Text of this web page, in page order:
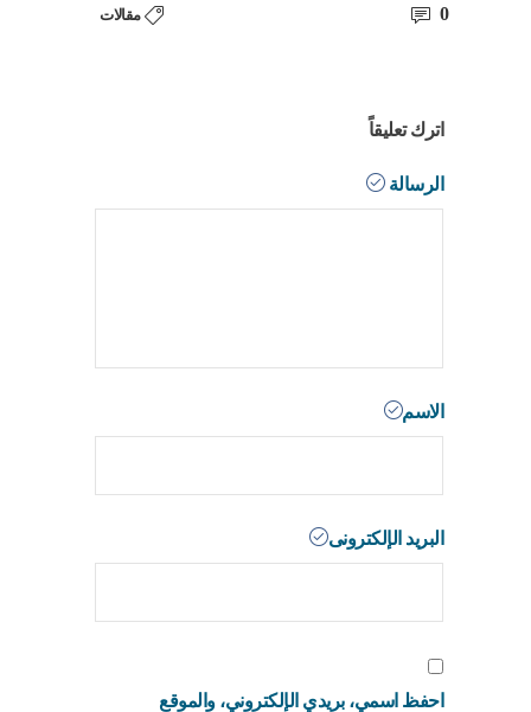
مقالات 0
اترك تعليقاً
الرسالة
الاسم
البريد الإلكترونى
احفظ اسمي، بريدي الإلكتروني، والموقع